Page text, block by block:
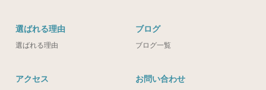
選ばれる理由
選ばれる理由
ブログ
ブログ一覧
アクセス お問い合わせ